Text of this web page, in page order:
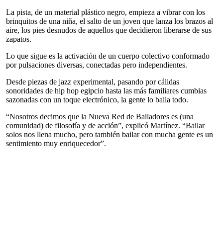
La pista, de un material plástico negro, empieza a vibrar con los
brinquitos de una niña, el salto de un joven que lanza los brazos al
aire, los pies desnudos de aquellos que decidieron liberarse de sus
zapatos.
Lo que sigue es la activación de un cuerpo colectivo conformado
por pulsaciones diversas, conectadas pero independientes.
Desde piezas de jazz experimental, pasando por cálidas
sonoridades de hip hop egipcio hasta las más familiares cumbias
sazonadas con un toque electrónico, la gente lo baila todo.
“Nosotros decimos que la Nueva Red de Bailadores es (una
comunidad) de filosofía y de acción”, explicó Martínez. “Bailar
solos nos llena mucho, pero también bailar con mucha gente es un
sentimiento muy enriquecedor”.